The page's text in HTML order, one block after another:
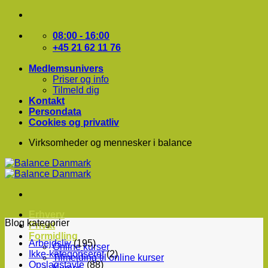
Fortsæt
indhold
08:00 - 16:00
+45 21 62 11 76
Medlemsunivers
Priser og info
Tilmeld dig
Kontakt
Persondata
Cookies og privatliv
Virksomheder og mennesker i balance
Privat
Formidling
Online kurser
Tilmelding til online kurser
Blog kategorier
Arbejdsliv(195)
Ikke-kategoriseret(2)
Opslagstavle(88)